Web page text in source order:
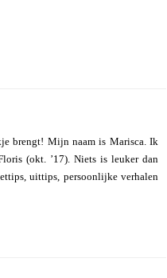
brengt! Mijn naam is Marisca. Ik
(okt. ’17). Niets is leuker dan
uittips, persoonlijke verhalen